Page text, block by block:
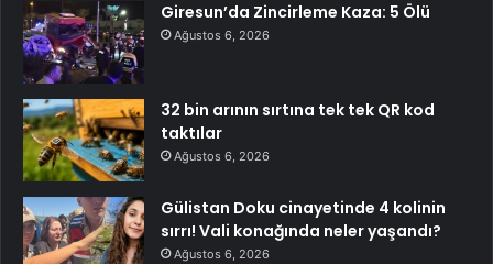
Giresun’da Zincirleme Kaza: 5 Ölü
Ağustos 6, 2026
32 bin arının sırtına tek tek QR kod
taktılar
Ağustos 6, 2026
Gülistan Doku cinayetinde 4 kolinin
sırrı! Vali konağında neler yaşandı?
Ağustos 6, 2026